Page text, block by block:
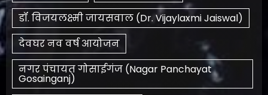
डॉ. विजयलक्ष्मी जायसवाल (Dr. Vijaylaxmi Jaiswal)
देवघर नव वर्ष आयोजन
नगर पंचायत गोसाईगंज (Nagar Panchayat
Gosainganj)